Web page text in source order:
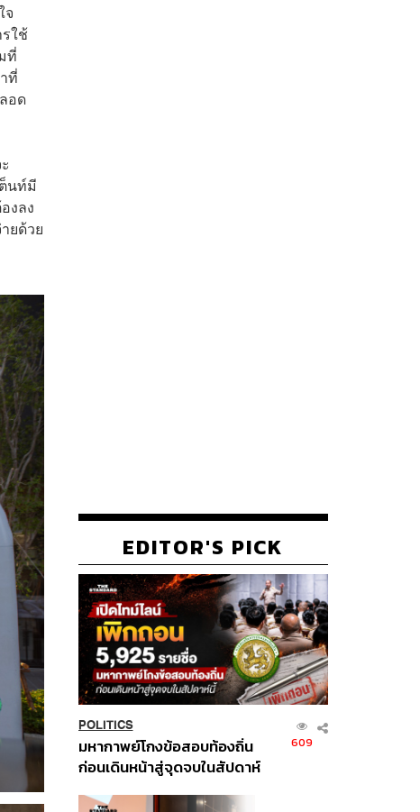
จ
ใช้
ที่
ที่
อด
นท์มี
งลง
ยด้วย
EDITOR'S PICK
POLITICS
มหากาพย์โกงข้อสอบท้องถิ่น
ก่อนเดินหน้าสู่จุดจบในสัปดาห์
609